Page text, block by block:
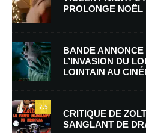
E-mail *
Enregistrer mon nom, mon e-mail
mon prochain commentaire.
Prévenez-moi de tous les nouveaux
PROLONGE NOËL
BANDE
L’INVASION DU
LOINTAIN AU
7.5
CRITIQUE DE
SANGLANT DE